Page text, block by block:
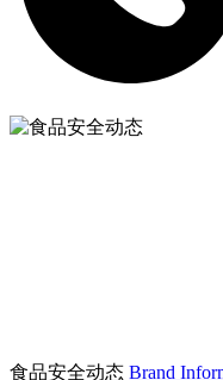
食品安全动态 Brand